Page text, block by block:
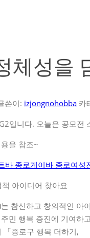
체성을
쓴이: izjongnohobba 카
G2입니다. 오늘은 공모전
을 참조~
책 아이디어 찾아요
참신하고 창의적인 아
민 행복 증진에 기여하
「종로구 행복 더하기,